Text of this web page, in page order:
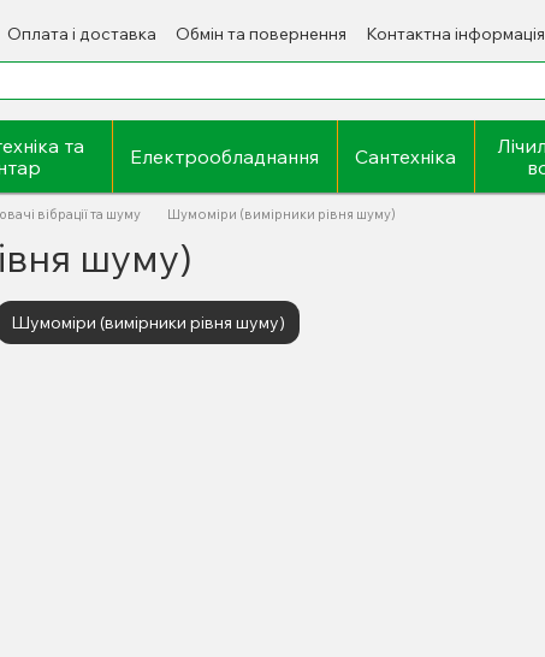
Оплата і доставка Обмін та повернення Контактна інформація
та
Електрообладнання Сантехніка
вібрації та шуму Шумоміри (вимірники рівня шуму)
шуму)
Шумоміри (вимірники рівня шуму)